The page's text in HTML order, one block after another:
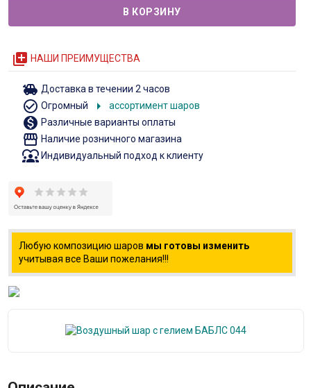
queue НАШИ ПРЕИМУЩЕСТВА
toys Доставка в течении 2 часов
check_circle_outline Огромный arrow_right ассортимент шаров
monetization_on Различные варианты оплаты
storefront Наличие розничного магазина
diversity_1Индивидуальный подход к клиенту
Любую композицию шаров мы готовы изменить
учитывая все Ваши пожелания!!!